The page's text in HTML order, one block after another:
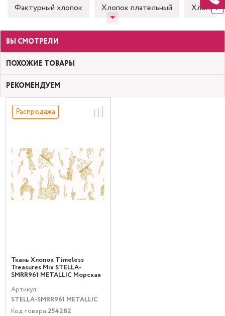
Фактурный хлопок Хлопок плательный Хлопок
ВЫ СМОТРЕЛИ
ПОХОЖИЕ ТОВАРЫ
РЕКОМЕНДУЕМ
Распродажа
Ткань Хлопок Timeless
Treasures Mix STELLA-
SMRR961 METALLIC Морская
Артикул:
STELLA-SMRR961 METALLIC
Код товара:254282